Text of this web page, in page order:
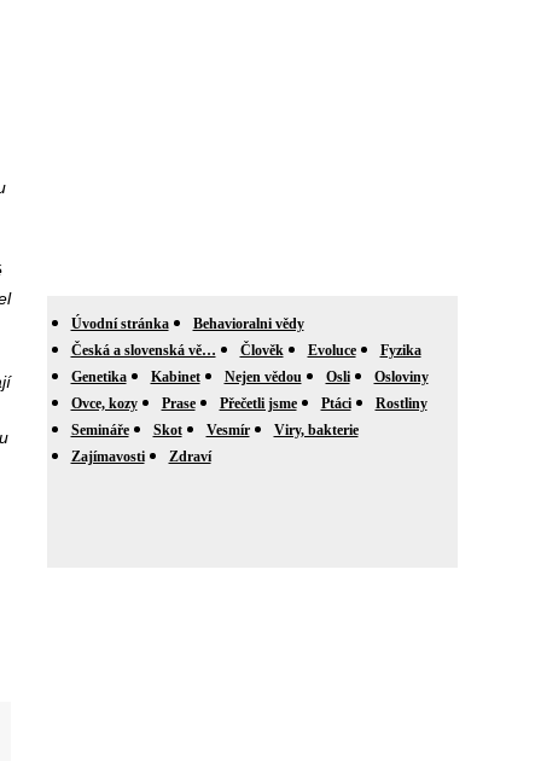
Úvodní stránka
Behavioralni vědy
Česká a slovenská vě…
Člověk Evoluce
Fyzika
Genetika
Kabinet Nejen vědou Osli
Osloviny
Ovce, kozy
Prase Přečetli jsme Ptáci
Rostliny
Semináře
Skot Vesmír
Viry, bakterie
Zajímavosti
Zdraví